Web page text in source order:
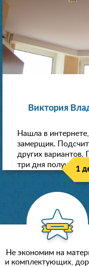
Виктория
Нашла в
замерщик.
других вариантов.
три дня получили
1
Не экономим на
и комплектующих,